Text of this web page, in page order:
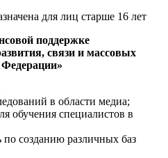
для лиц старше 16 лет
поддержке
связи и массовых
в области медиа;
обучения специалистов в
по созданию различных баз